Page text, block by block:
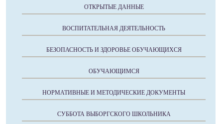
ОТКРЫТЫЕ ДАННЫЕ
ВОСПИТАТЕЛЬНАЯ ДЕЯТЕЛЬНОСТЬ
БЕЗОПАСНОСТЬ И ЗДОРОВЬЕ ОБУЧАЮЩИХСЯ
ОБУЧАЮЩИМСЯ
НОРМАТИВНЫЕ И МЕТОДИЧЕСКИЕ ДОКУМЕНТЫ
СУББОТА ВЫБОРГСКОГО ШКОЛЬНИКА